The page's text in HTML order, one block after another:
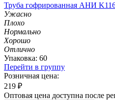
Труба гофрированная АНИ
Ужасно
Плохо
Нормально
Хорошо
Отлично
Упаковка: 60
Перейти в группу
Розничная цена:
219 ₽
Оптовая цена доступна после